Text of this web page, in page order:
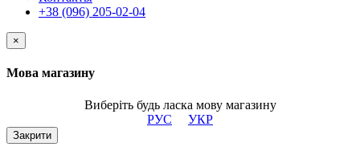
+38 (096) 205-02-04
×
Мова магазину
Виберіть будь ласка мову магазину
РУС
УКР
Закрити